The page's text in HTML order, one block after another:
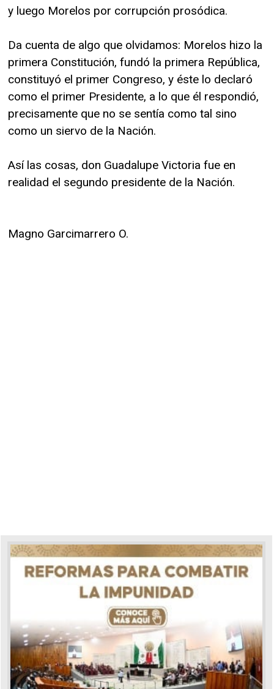
y luego Morelos por corrupción prosódica.
Da cuenta de algo que olvidamos: Morelos hizo la
primera Constitución, fundó la primera República,
constituyó el primer Congreso, y éste lo declaró
como el primer Presidente, a lo que él respondió,
precisamente que no se sentía como tal sino
como un siervo de la Nación.
Así las cosas, don Guadalupe Victoria fue en
realidad el segundo presidente de la Nación.
Magno Garcimarrero O.